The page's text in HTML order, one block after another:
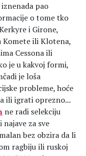
pao
o tome tko
i Girone,
Komete ili Klotena,
Cessona ili
je u kakvoj formi,
je loša
probleme, hoće
ili igrati oprezno...
ne radi selekciju
za sve
bez obzira da li
ragbiju ili ruskoj